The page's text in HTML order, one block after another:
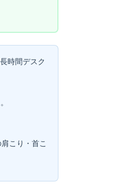
時間デスク
こり・首こ